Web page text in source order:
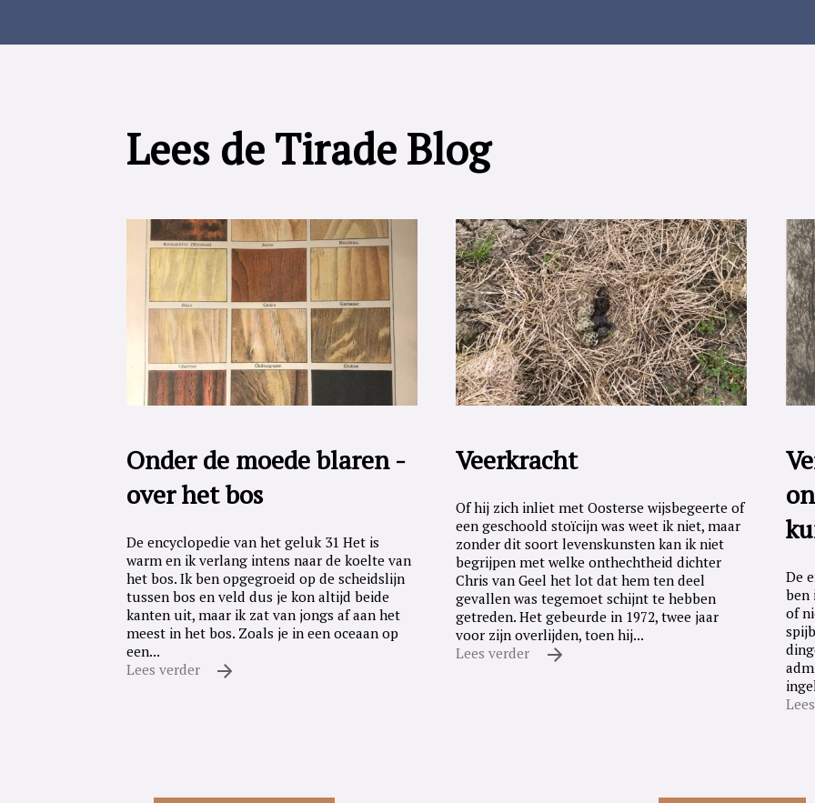
Lees de Tirade Blog
Onder de moede blaren -
over het bos
De encyclopedie van het geluk 31 Het is
warm en ik verlang intens naar de koelte van
het bos. Ik ben opgegroeid op de scheidslijn
tussen bos en veld dus je kon altijd beide
kanten uit, maar ik zat van jongs af aan het
meest in het bos. Zoals je in een oceaan op
een...
Lees verder
Veerkracht
Of hij zich inliet met Oosterse wijsbegeerte of
een geschoold stoïcijn was weet ik niet, maar
zonder dit soort levenskunsten kan ik niet
begrijpen met welke onthechtheid dichter
Chris van Geel het lot dat hem ten deel
gevallen was tegemoet schijnt te hebben
getreden. Het gebeurde in 1972, twee jaar
voor zijn overlijden, toen hij...
Lees verder
De
ben
of